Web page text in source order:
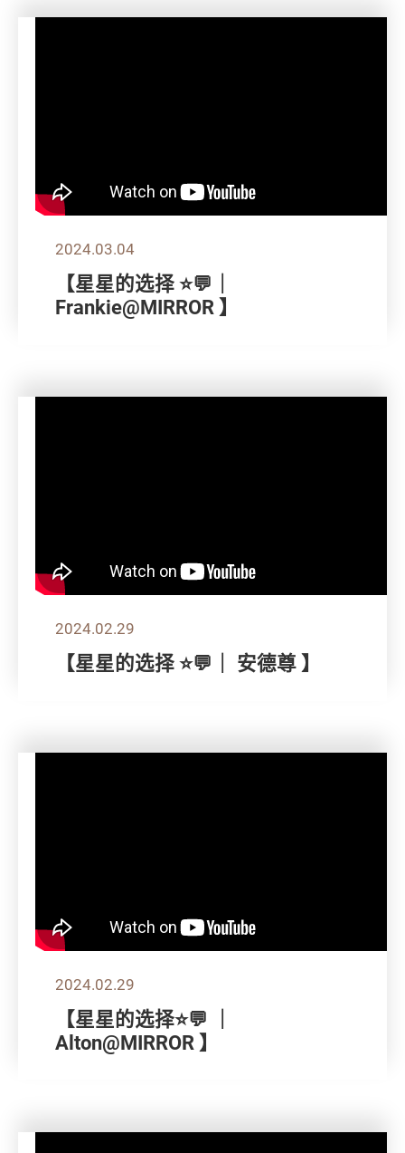
2024.03.04
【星星的选择 ⭐💬｜
Frankie@MIRROR 】
2024.02.29
【星星的选择 ⭐💬｜ 安德尊 】
2024.02.29
【星星的选择⭐💬 ｜
Alton@MIRROR 】